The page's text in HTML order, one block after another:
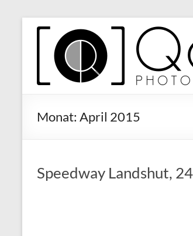
Inhalt
springenQ&R
Photography
Monat: April 2015
Speedway Landshut,